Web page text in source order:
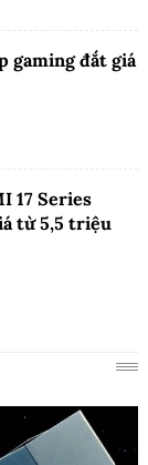
gaming đắt giá
17 Series
từ 5,5 triệu